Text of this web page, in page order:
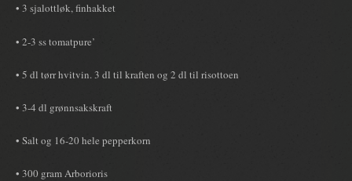
• 3 sjalottløk, finhakket
• 2-3 ss tomatpure’
• 5 dl tørr hvitvin. 3 dl til kraften og 2 dl til risottoen
• 3-4 dl grønnsakskraft
• Salt og 16-20 hele pepperkorn
• 300 gram Arborioris